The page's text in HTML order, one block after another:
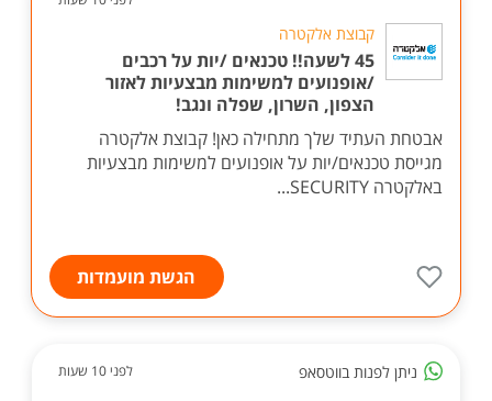
קבוצת אלקטרה
45 לשעה!! טכנאים /יות על רכבים
/אופנועים למשימות מבצעיות לאזור
הצפון, השרון, שפלה ונגב!
אבטחת העתיד שלך מתחילה כאן! קבוצת אלקטרה
מגייסת טכנאים/יות על אופנועים למשימות מבצעיות
באלקטרה SECURITY...
הגשת מועמדות
ניתן לפנות בווטסאפ לפני 10 שעות